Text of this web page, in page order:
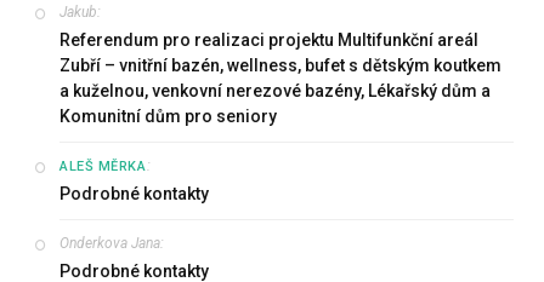
Jakub:
Referendum pro realizaci projektu Multifunkční areál
Zubří – vnitřní bazén, wellness, bufet s dětským koutkem
a kuželnou, venkovní nerezové bazény, Lékařský dům a
Komunitní dům pro seniory
ALEŠ MĚRKA:
Podrobné kontakty
Onderkova Jana:
Podrobné kontakty